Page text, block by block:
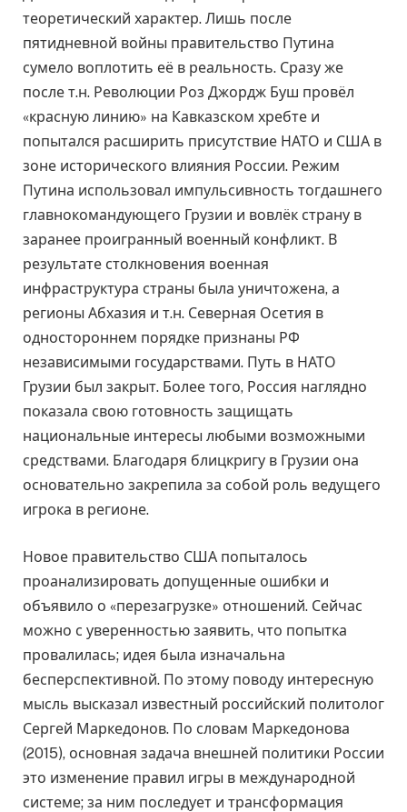
теоретический характер. Лишь после
пятидневной войны правительство Путина
сумело воплотить её в реальность. Сразу же
после т.н. Революции Роз Джордж Буш провёл
«красную линию» на Кавказском хребте и
попытался расширить присутствие НАТО и США в
зоне исторического влияния России. Режим
Путина использовал импульсивность тогдашнего
главнокомандующего Грузии и вовлёк страну в
заранее проигранный военный конфликт. В
результате столкновения военная
инфраструктура страны была уничтожена, а
регионы Абхазия и т.н. Северная Осетия в
одностороннем порядке признаны РФ
независимыми государствами. Путь в НАТО
Грузии был закрыт. Более того, Россия наглядно
показала свою готовность защищать
национальные интересы любыми возможными
средствами. Благодаря блицкригу в Грузии она
основательно закрепила за собой роль ведущего
игрока в регионе.
Новое правительство США попыталось
проанализировать допущенные ошибки и
объявило о «перезагрузке» отношений. Сейчас
можно с уверенностью заявить, что попытка
провалилась; идея была изначальна
бесперспективной. По этому поводу интересную
мысль высказал известный российский политолог
Сергей Маркедонов. По словам Маркедонова
(2015), основная задача внешней политики России
это изменение правил игры в международной
системе; за ним последует и трансформация